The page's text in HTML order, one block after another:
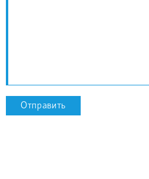
Отправить